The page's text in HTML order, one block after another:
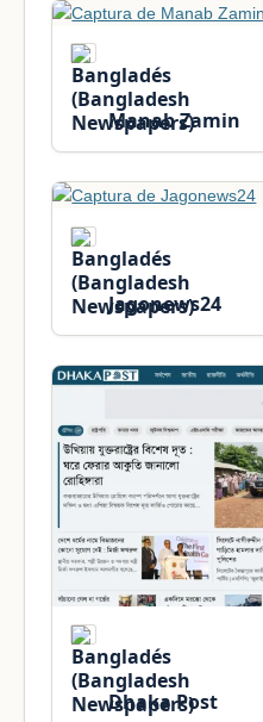
Manab Zamin
Jagonews24
Dhaka Post